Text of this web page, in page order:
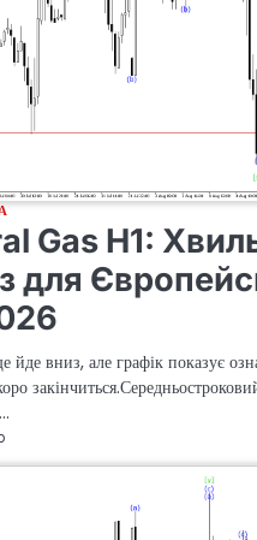
Gas H1:
для
йде вниз, але графік показує